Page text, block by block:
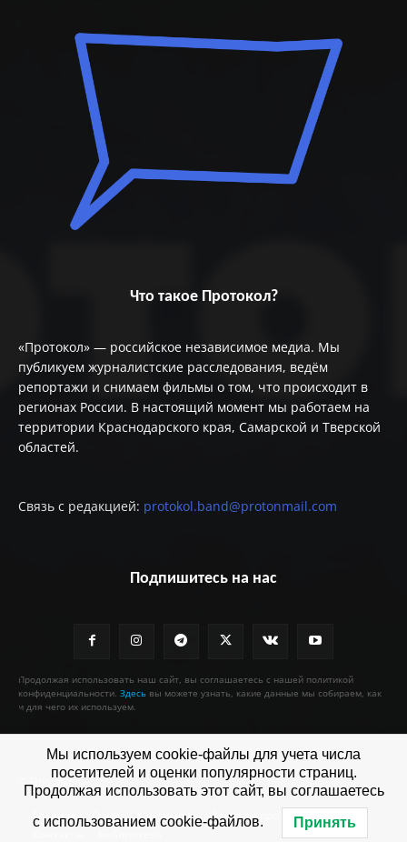
Что такое Протокол?
«Протокол» — российское независимое медиа. Мы
публикуем журналистские расследования, ведём
репортажи и снимаем фильмы о том, что происходит в
регионах России. В настоящий момент мы работаем на
территории Краснодарского края, Самарской и Тверской
областей.
Связь с редакцией: protokol.band@protonmail.com
Подпишитесь на нас
Продолжая использовать наш сайт, вы соглашаетесь с нашей политикой
конфиденциальности. Здесь вы можете узнать, какие данные мы собираем, как
и для чего их используем.
© Протокол
Главная О нас Как помочь
Агентам протокола
Мы используем cookie-файлы для учета числа
посетителей и оценки популярности страниц.
Продолжая использовать этот сайт, вы соглашаетесь
с использованием cookie-файлов. Принять